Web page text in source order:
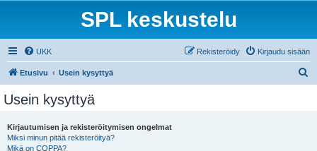
SPL keskustelu
UKK Kirjaudu sisään
Rekisteröidy
Etusivu Usein kysyttyä
Usein kysyttyä
Kirjautumisen ja rekisteröitymisen ongelmat
Miksi minun pitää rekisteröityä?
Mikä on COPPA?